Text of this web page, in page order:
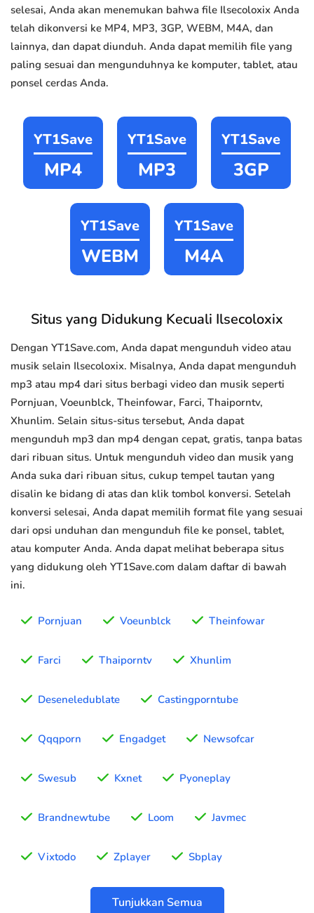
selesai, Anda akan menemukan bahwa file Ilsecoloxix Anda
telah dikonversi ke MP4, MP3, 3GP, WEBM, M4A, dan
lainnya, dan dapat diunduh. Anda dapat memilih file yang
paling sesuai dan mengunduhnya ke komputer, tablet, atau
ponsel cerdas Anda.
YT1Save
MP4
YT1Save
MP3
YT1Save
3GP
YT1Save
WEBM
YT1Save
M4A
Situs yang Didukung Kecuali Ilsecoloxix
Dengan YT1Save.com, Anda dapat mengunduh video atau
musik selain Ilsecoloxix. Misalnya, Anda dapat mengunduh
mp3 atau mp4 dari situs berbagi video dan musik seperti
Pornjuan, Voeunblck, Theinfowar, Farci, Thaiporntv,
Xhunlim. Selain situs-situs tersebut, Anda dapat
mengunduh mp3 dan mp4 dengan cepat, gratis, tanpa batas
dari ribuan situs. Untuk mengunduh video dan musik yang
Anda suka dari ribuan situs, cukup tempel tautan yang
disalin ke bidang di atas dan klik tombol konversi. Setelah
konversi selesai, Anda dapat memilih format file yang sesuai
dari opsi unduhan dan mengunduh file ke ponsel, tablet,
atau komputer Anda. Anda dapat melihat beberapa situs
yang didukung oleh YT1Save.com dalam daftar di bawah
ini.
Pornjuan Voeunblck Theinfowar
Farci Thaiporntv Xhunlim
Deseneledublate Castingporntube
Qqqporn Engadget Newsofcar
Swesub Kxnet Pyoneplay
Brandnewtube Loom Javmec
Vixtodo Zplayer Sbplay
Tunjukkan Semua